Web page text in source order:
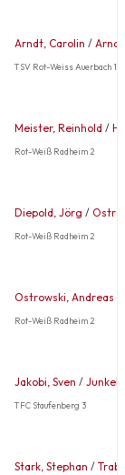
Arndt, Carolin /
TSV Rot-Weiss Auerbach 1
Meister, Reinhold /
Rot-Weiß Radheim 2
Diepold, Jörg /
Rot-Weiß Radheim 2
Ostrowski, Andreas
Rot-Weiß Radheim 2
Jakobi, Sven / Junkel,
TFC Staufenberg 3
Stark, Stephan /